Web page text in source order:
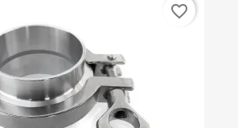
favorite_border